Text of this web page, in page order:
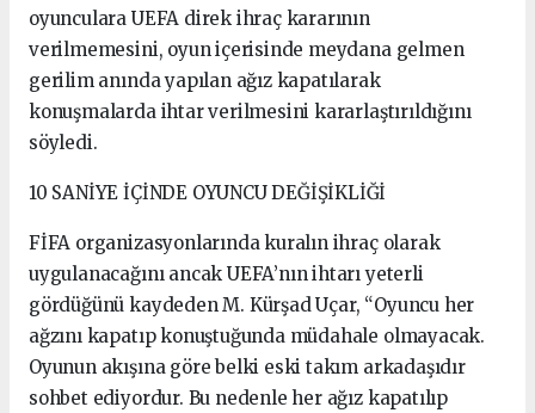
oyunculara UEFA direk ihraç kararının
verilmemesini, oyun içerisinde meydana gelmen
gerilim anında yapılan ağız kapatılarak
konuşmalarda ihtar verilmesini kararlaştırıldığını
söyledi.
10 SANİYE İÇİNDE OYUNCU DEĞİŞİKLİĞİ
FİFA organizasyonlarında kuralın ihraç olarak
uygulanacağını ancak UEFA’nın ihtarı yeterli
gördüğünü kaydeden M. Kürşad Uçar, “Oyuncu her
ağzını kapatıp konuştuğunda müdahale olmayacak.
Oyunun akışına göre belki eski takım arkadaşıdır
sohbet ediyordur. Bu nedenle her ağız kapatılıp